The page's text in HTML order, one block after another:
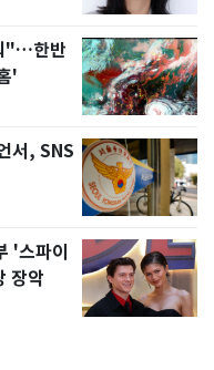
"…한반
'
서, SNS
'스파이
장악